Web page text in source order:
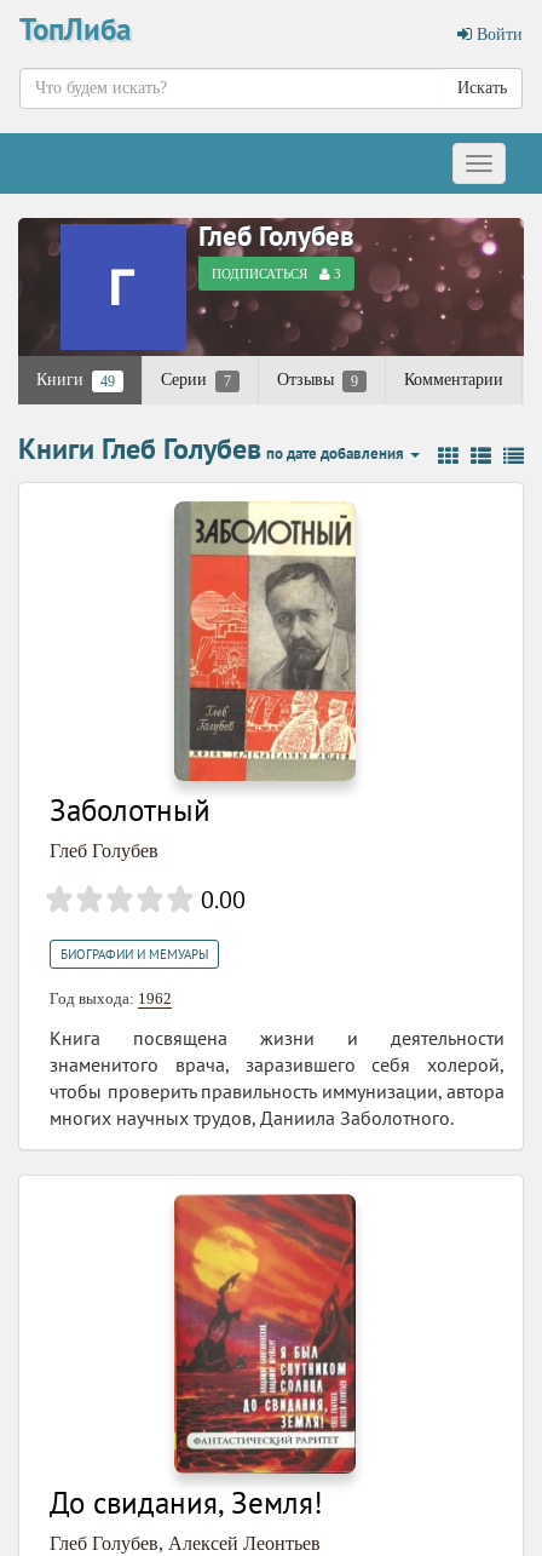
ТопЛиба Войти
Искать
Меню
Глеб Голубев
ПОДПИСАТЬСЯ 3
Книги 49 Серии 7 Отзывы 9 Комментарии
Книги Глеб Голубев по дате добавления
Заболотный
Глеб Голубев
0.00
БИОГРАФИИ И МЕМУАРЫ
Год выхода: 1962
Книга посвящена жизни и деятельности
знаменитого врача, заразившего себя холерой,
чтобы проверить правильность иммунизации, автора
многих научных трудов, Даниила Заболотного.
До свидания, Земля!
Глеб Голубев, Алексей Леонтьев